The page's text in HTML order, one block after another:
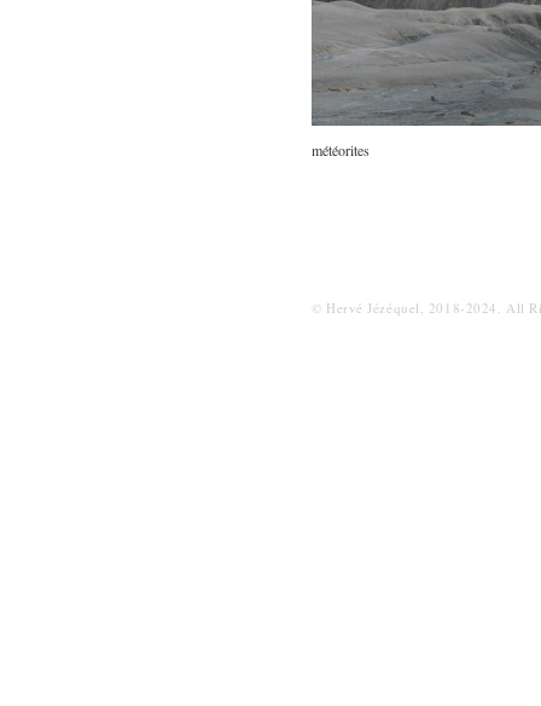
météorites
© Hervé Jézéquel, 2018-2024. All